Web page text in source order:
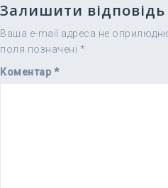
Залишити відповідь
Ваша e-mail адреса не
поля позначені *
Коментар *